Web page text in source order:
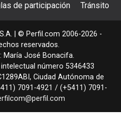
de participación Tránsito
| © Perfil.com 2006-2026 -
reservados.
María José Bonacifa.
número 5346433
, Ciudad Autónoma de
7091-4921 / (+5411) 7091-